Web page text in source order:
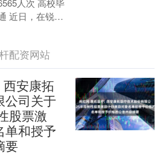
近日，在锐志
毕业于汉口
配资网站
安康拓
公司关于
股票激
单和授予
要